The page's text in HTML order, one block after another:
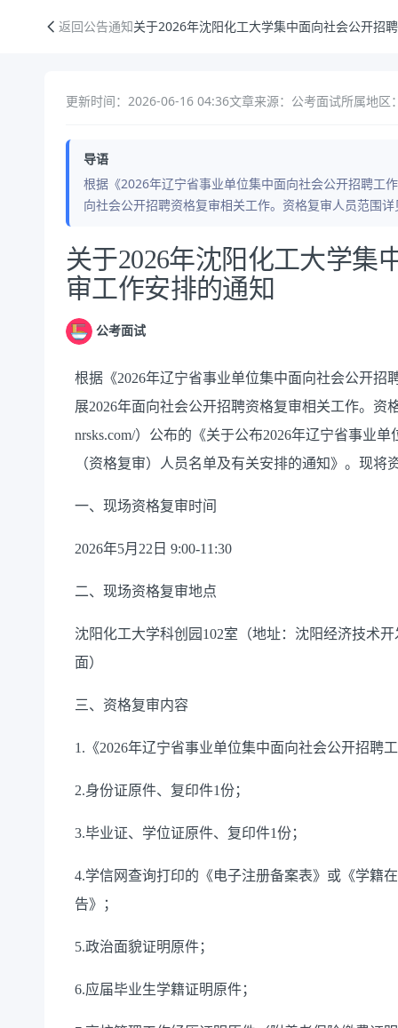
返回公告通知关于2026年沈阳化工大学集中面向社会公开招
更新时间：2026-06-16 04:36文章来源：公考面试所属地区
导语
根据《2026年辽宁省事业单位集中面向社会公开招聘工
向社会公开招聘资格复审相关工作。资格复审人员范围
公告正文
关于2026年沈阳化工大学集
审工作安排的通知
公考面试
根据《2026年辽宁省事业单位集中面向社会公开
展2026年面向社会公开招聘资格复审相关工作。资
nrsks.com/）公布的《关于公布2026年辽宁省事业
（资格复审）人员名单及有关安排的通知》。现将
一、现场资格复审时间
2026年5月22日 9:00-11:30
二、现场资格复审地点
沈阳化工大学科创园 102室（地址：沈阳经济技术
面）
三、资格复审内容
1.《2026年辽宁省事业单位集中面向社会公开招聘
2.身份证原件、复印件1份；
3.毕业证、学位证原件、复印件1份；
4.学信网查询打印的《电子注册备案表》或《学籍
告》；
5.政治面貌证明原件；
6.应届毕业生学籍证明原件；